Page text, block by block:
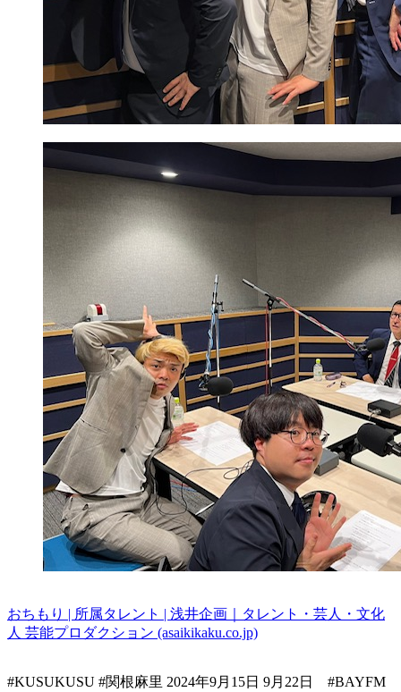
おちもり | 所属タレント | 浅井企画｜タレント・芸人・文化
人 芸能プロダクション (asaikikaku.co.jp)
#KUSUKUSU #関根麻里 2024年9月15日 9月22日 #BAYFM